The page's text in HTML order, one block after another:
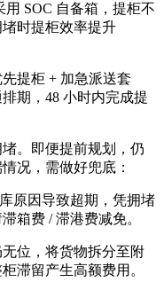
SOC 自备箱，提柜不
时提柜效率提升
提柜 + 加急派送套
期，48 小时内完成提
。即便提前规划，仍
况，需做好兜底：
因导致超期，凭拥堵
箱费 / 滞港费减免。
位，将货物拆分至附
滞留产生高额费用。